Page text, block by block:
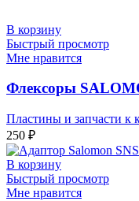
В корзину
Быстрый просмотр
Мне нравится
Флексоры
Пластины и запчасти к
250 ₽
В корзину
Быстрый просмотр
Мне нравится